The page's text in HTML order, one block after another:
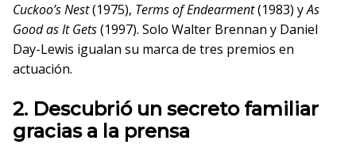
Cuckoo’s Nest(1975), Terms of Endearment(1983) yAs
Good as It Gets(1997). Solo Walter Brennan y Daniel
Day-Lewis igualan su marca de tres premios en
actuación.
2. Descubrió un secreto familiar
gracias a la prensa